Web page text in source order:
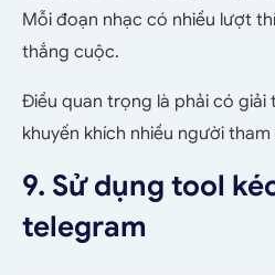
Mỗi đoạn nhạc có nhiều lượt
thắng cuộc.
Điều quan trọng là phải có giải
khuyến khích nhiều người
9. Sử dụng tool
telegram